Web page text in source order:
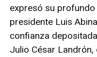
expresó su
presidente Luis
confianza
Julio César